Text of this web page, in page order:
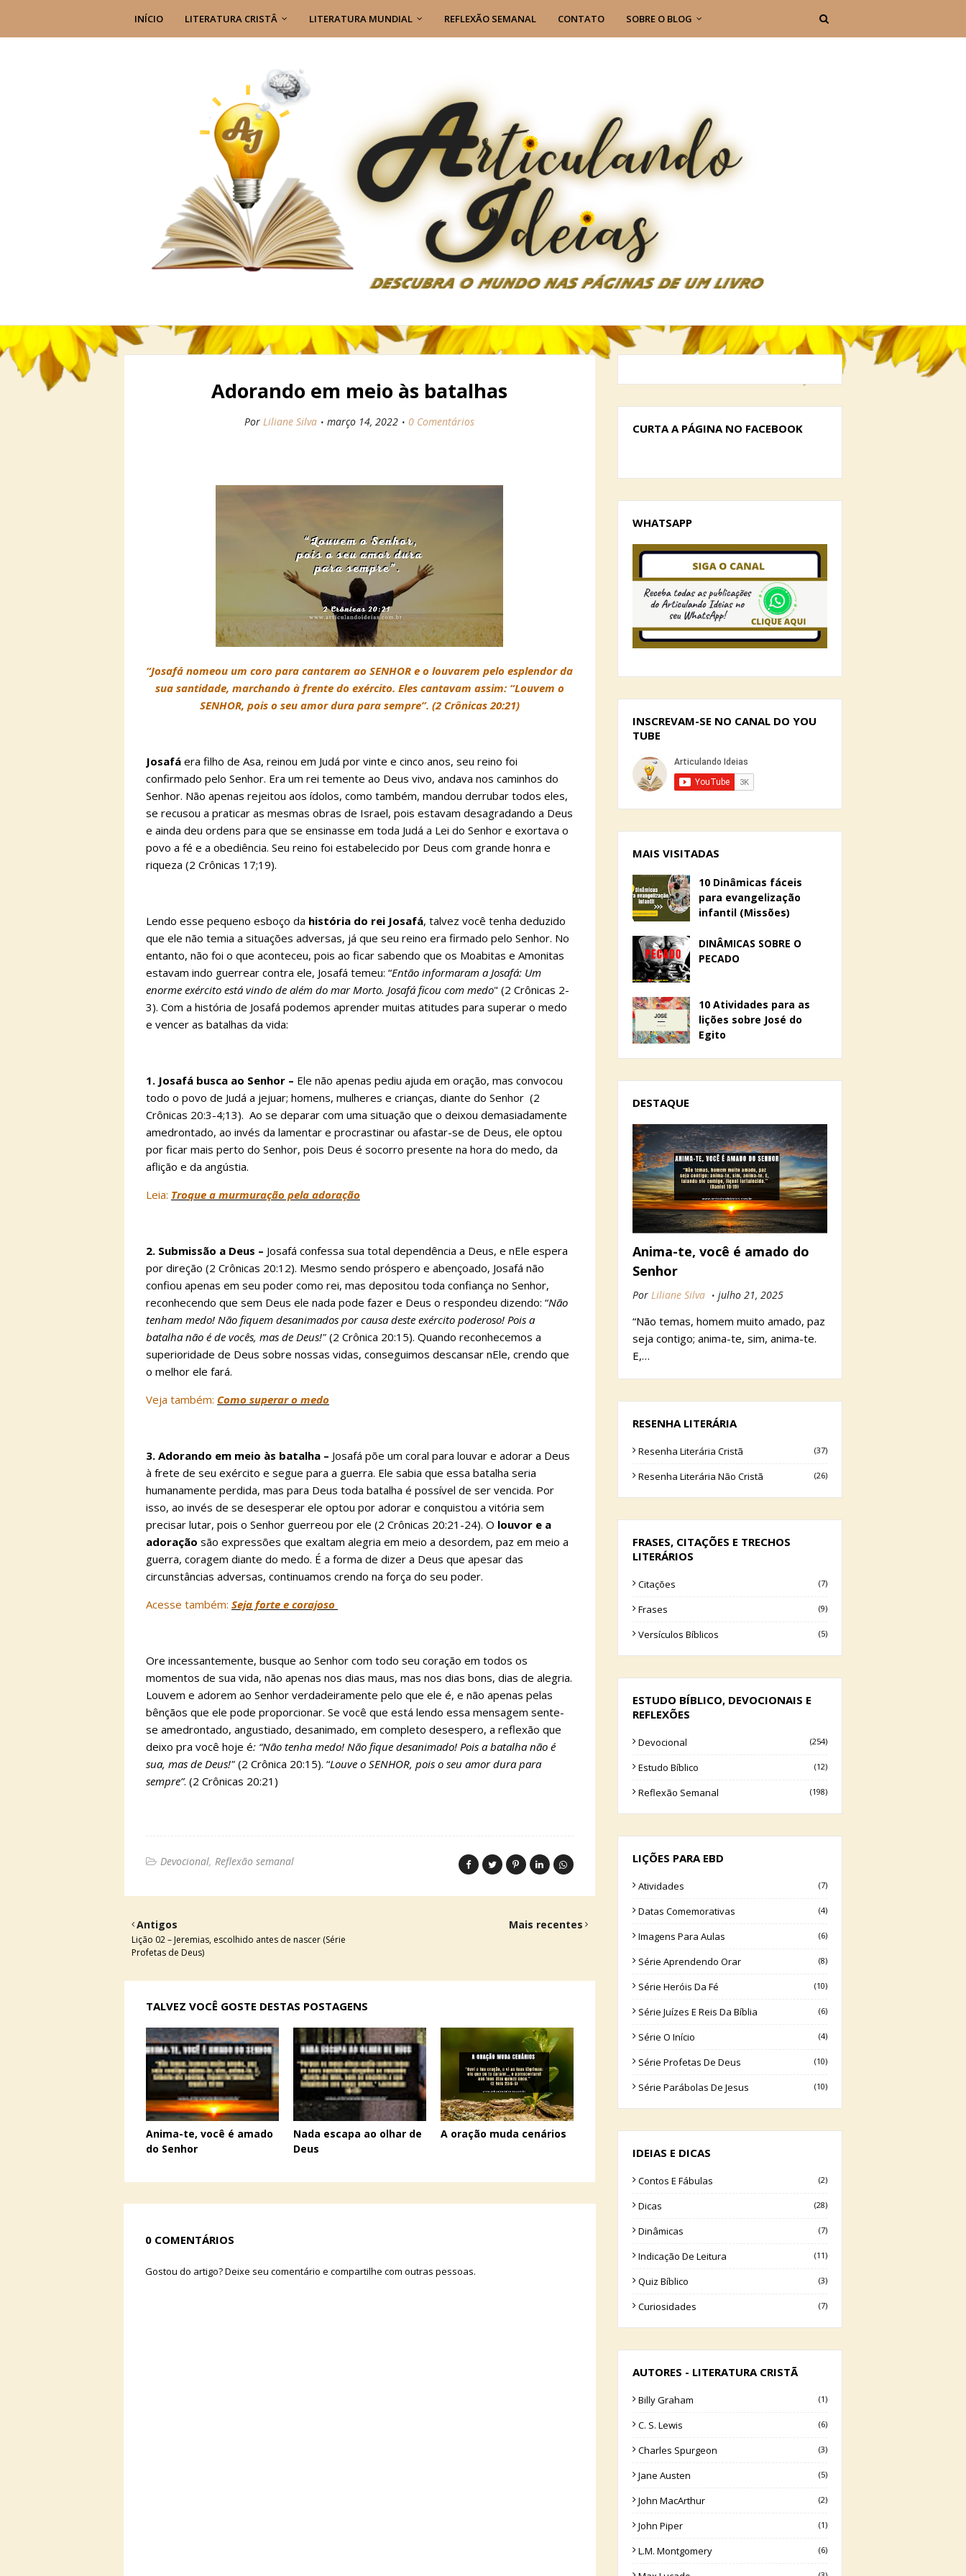
INÍCIO LITERATURA CRISTÂ LITERATURA MUNDIAL REFLEXÃO SEMANAL CONTATO SOBRE O BLOG
Adorando em meio às batalhas
Por Liliane Silva março 14, 2022 0 Comentários
“Josafá nomeou um coro para cantarem ao SENHOR e o louvarem pelo esplendor da
sua santidade, marchando à frente do exército. Eles cantavam assim: “Louvem o
SENHOR, pois o seu amor dura para sempre”. (2 Crônicas 20:21)
Josafá era filho de Asa, reinou em Judá por vinte e cinco anos, seu reino foi
confirmado pelo Senhor. Era um rei temente ao Deus vivo, andava nos caminhos do
Senhor. Não apenas rejeitou aos ídolos, como também, mandou derrubar todos eles,
se recusou a praticar as mesmas obras de Israel, pois estavam desagradando a Deus
e ainda deu ordens para que se ensinasse em toda Judá a Lei do Senhor e exortava o
povo a fé e a obediência. Seu reino foi estabelecido por Deus com grande honra e
riqueza (2 Crônicas 17;19).
Lendo esse pequeno esboço da história do rei Josafá, talvez você tenha deduzido
que ele não temia a situações adversas, já que seu reino era firmado pelo Senhor. No
entanto, não foi o que aconteceu, pois ao ficar sabendo que os Moabitas e Amonitas
estavam indo guerrear contra ele, Josafá temeu: “Então informaram a Josafá: Um
enorme exército está vindo de além do mar Morto. Josafá ficou com medo" (2 Crônicas 2-
3). Com a história de Josafá podemos aprender muitas atitudes para superar o medo
e vencer as batalhas da vida:
1. Josafá busca ao Senhor – Ele não apenas pediu ajuda em oração, mas convocou
todo o povo de Judá a jejuar; homens, mulheres e crianças, diante do Senhor (2
Crônicas 20:3-4;13). Ao se deparar com uma situação que o deixou demasiadamente
amedrontado, ao invés da lamentar e procrastinar ou afastar-se de Deus, ele optou
por ficar mais perto do Senhor, pois Deus é socorro presente na hora do medo, da
aflição e da angústia.
Leia: Troque a murmuração pela adoração
2. Submissão a Deus – Josafá confessa sua total dependência a Deus, e nEle espera
por direção (2 Crônicas 20:12). Mesmo sendo próspero e abençoado, Josafá não
confiou apenas em seu poder como rei, mas depositou toda confiança no Senhor,
reconhecendo que sem Deus ele nada pode fazer e Deus o respondeu dizendo: “Não
tenham medo! Não fiquem desanimados por causa deste exército poderoso! Pois a
batalha não é de vocês, mas de Deus!" (2 Crônica 20:15). Quando reconhecemos a
superioridade de Deus sobre nossas vidas, conseguimos descansar nEle, crendo que
o melhor ele fará.
Veja também: Como superar o medo
3. Adorando em meio às batalha – Josafá põe um coral para louvar e adorar a Deus
à frete de seu exército e segue para a guerra. Ele sabia que essa batalha seria
humanamente perdida, mas para Deus toda batalha é possível de ser vencida. Por
isso, ao invés de se desesperar ele optou por adorar e conquistou a vitória sem
precisar lutar, pois o Senhor guerreou por ele (2 Crônicas 20:21-24). O louvor e a
adoração são expressões que exaltam alegria em meio a desordem, paz em meio a
guerra, coragem diante do medo. É a forma de dizer a Deus que apesar das
circunstâncias adversas, continuamos crendo na força do seu poder.
Acesse também: Seja forte e corajoso
Ore incessantemente, busque ao Senhor com todo seu coração em todos os
momentos de sua vida, não apenas nos dias maus, mas nos dias bons, dias de alegria.
Louvem e adorem ao Senhor verdadeiramente pelo que ele é, e não apenas pelas
bênçãos que ele pode proporcionar. Se você que está lendo essa mensagem sente-
se amedrontado, angustiado, desanimado, em completo desespero, a reflexão que
deixo pra você hoje é: “Não tenha medo! Não fique desanimado! Pois a batalha não é
sua, mas de Deus!" (2 Crônica 20:15). “Louve o SENHOR, pois o seu amor dura para
sempre”. (2 Crônicas 20:21)
Devocional Reflexão semanal
Mais recentes
Antigos
Lição 02 – Jeremias, escolhido antes de nascer (Série
Profetas de Deus)
TALVEZ VOCÊ GOSTE DESTAS POSTAGENS
Anima-te, você é amado
do Senhor
Nada escapa ao olhar de
Deus
A oração muda cenários
0 COMENTÁRIOS
Gostou do artigo? Deixe seu comentário e compartilhe com outras pessoas.
CURTA A PÁGINA NO FACEBOOK
WHATSAPP
INSCREVAM-SE NO CANAL DO YOU
TUBE
MAIS VISITADAS
10 Dinâmicas fáceis
para evangelização
infantil (Missões)
DINÂMICAS SOBRE O
PECADO
10 Atividades para as
lições sobre José do
Egito
DESTAQUE
Anima-te, você é amado do
Senhor
Por Liliane Silva julho 21, 2025
“Não temas, homem muito amado, paz
seja contigo; anima-te, sim, anima-te.
E,…
RESENHA LITERÁRIA
Resenha Literária Cristã (37)
Resenha Literária Não Cristã (26)
FRASES, CITAÇÕES E TRECHOS
LITERÁRIOS
Citações (7)
Frases (9)
Versículos Bíblicos (5)
ESTUDO BÍBLICO, DEVOCIONAIS E
REFLEXÕES
Devocional (254)
Estudo Bíblico (12)
Reflexão Semanal (198)
LIÇÕES PARA EBD
Atividades (7)
Datas Comemorativas (4)
Imagens Para Aulas (6)
Série Aprendendo Orar (8)
Série Heróis Da Fé (10)
Série Juízes E Reis Da Bíblia (6)
Série O Início (4)
Série Profetas De Deus (10)
Série Parábolas De Jesus (10)
IDEIAS E DICAS
Contos E Fábulas (2)
Dicas (28)
Dinâmicas (7)
Indicação De Leitura (11)
Quiz Bíblico (3)
Curiosidades (7)
AUTORES - LITERATURA CRISTÃ
Billy Graham (1)
C. S. Lewis (6)
Charles Spurgeon (3)
Jane Austen (5)
John MacArthur (2)
John Piper (1)
L.M. Montgomery (6)